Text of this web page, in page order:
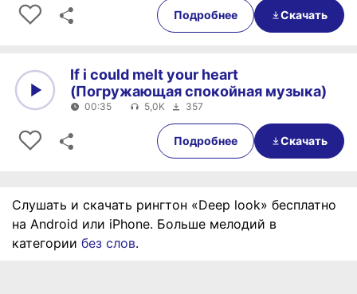
Подробнее Скачать
00:35
If i could melt your heart
(Погружающая спокойная музыка)
00:35 5,0K 357
Подробнее Скачать
Слушать и скачать рингтон «Deep look» бесплатно
на Android или iPhone. Больше мелодий в
категории без слов.